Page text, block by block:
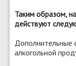
Таким образом,
действуют
Дополнительные
алкогольной